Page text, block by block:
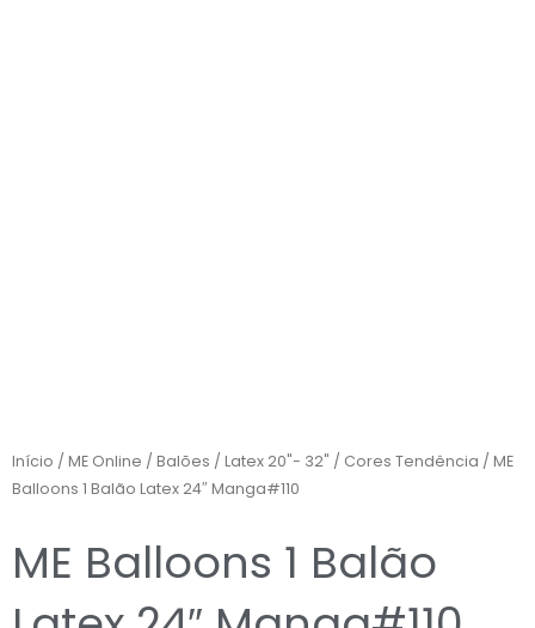
Início / ME Online / Balões / Latex 20"- 32" / Cores Tendência / ME
Balloons 1 Balão Latex 24″ Manga#110
ME Balloons 1 Balão